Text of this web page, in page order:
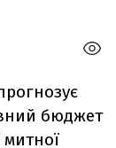
бюджет
митної